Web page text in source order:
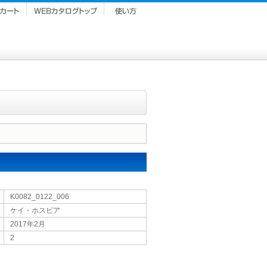
K0082_0122_006
ケイ・ホスピア
2017年2月
2